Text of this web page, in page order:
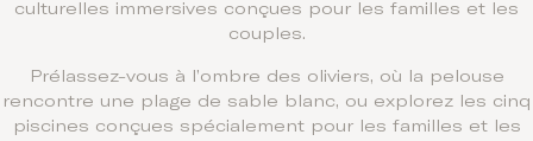
culturelles immersives conçues pour les familles et les
couples.
Prélassez-vous à l’ombre des oliviers, où la pelouse
rencontre une plage de sable blanc, ou explorez les cinq
piscines conçues spécialement pour les familles et les